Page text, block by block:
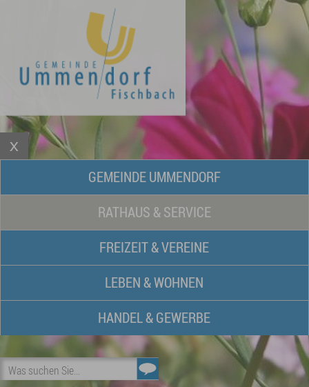
GEMEINDE UMMENDORF
RATHAUS & SERVICE
FREIZEIT & VEREINE
LEBEN & WOHNEN
HANDEL & GEWERBE
Was suchen Sie...